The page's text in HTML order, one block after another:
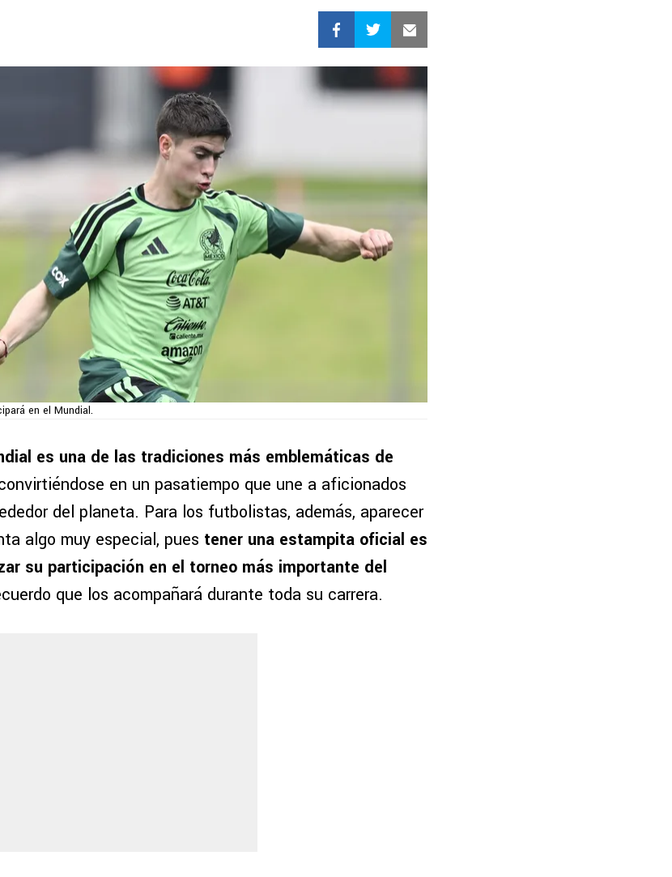
en el Mundial.
es una de las tradiciones más emblemáticas de
en un pasatiempo que une a aficionados
del planeta. Para los futbolistas, además, aparecer
algo muy especial, pues tener una estampita oficial es
su participación en el torneo más importante del
que los acompañará durante toda su carrera.